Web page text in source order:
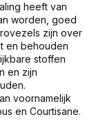
heeft van
worden, goed
zijn over
en behouden
stoffen
en zijn
voornamelijk
en Courtisane.